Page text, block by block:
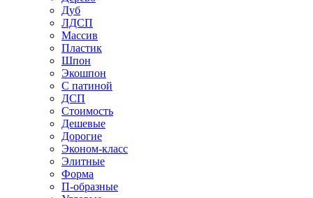
Дуб
ЛДСП
Массив
Пластик
Шпон
Экошпон
С патиной
ДСП
Стоимость
Дешевые
Дорогие
Эконом-класс
Элитные
Форма
П-образные